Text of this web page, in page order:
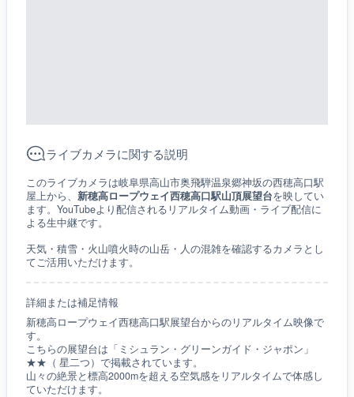
ライブカメラに関する説明
このライブカメラは岐阜県高山市奥飛騨温泉郷神坂の西穂高口駅
屋上から、 新穂高ロープウェイ西穂高口駅山頂展望台を映してい
ます。YouTubeより配信されるリアルタイム動画・ライブ配信に
よる生中継です。
天気・積雪・火山噴火時の山岳・人の混雑を確認するカメラとし
てご活用いただけます。
詳細または補足情報
新穂高ロープウェイ西穂高口駅展望台からのリアルタイム映像で
す。
こちらの展望台は「ミシュラン・グリーンガイド・ジャポン」
★★（ 星二つ）で掲載されています。
山々の絶景と標高2000mを超える空気感をリアルタイムで体感し
ていただけます。